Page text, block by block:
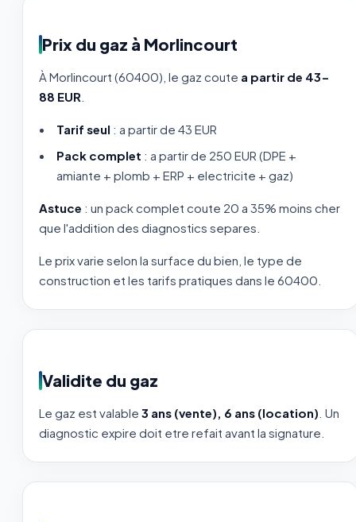
Prix du gaz à Morlincourt
À Morlincourt (60400), le gaz coute a partir de 43-
88 EUR
Tarif seul : a partir de 43 EUR
Pack complet : a partir de 250 EUR (DPE +
amiante + plomb + ERP + electricite + gaz)
Astuce : un pack complet coute 20 a 35% moins cher
que l'addition des diagnostics separes.
Le prix varie selon la surface du bien, le type de
construction et les tarifs pratiques dans le 60400.
Validite du gaz
Le gaz est valable 3 ans (vente), 6 ans (location) . Un
diagnostic expire doit etre refait avant la signature.